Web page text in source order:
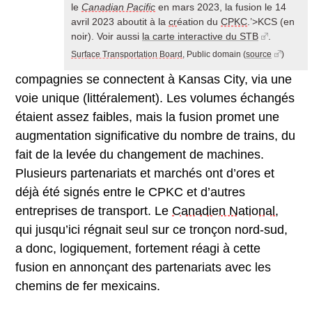
le Canadian Pacific en mars 2023, la fusion le 14
avril 2023 aboutit à la création du CPKC .’>KCS (en
noir). Voir aussi la carte interactive du STB
Surface Transportation Board , Public domain (source )
compagnies se connectent à Kansas City, via une
voie unique (littéralement). Les volumes échangés
étaient assez faibles, mais la fusion promet une
augmentation significative du nombre de trains, du
fait de la levée du changement de machines.
Plusieurs partenariats et marchés ont d’ores et
déjà été signés entre le CPKC et d’autres
entreprises de transport. Le Canadien National,
qui jusqu’ici régnait seul sur ce tronçon nord-sud,
a donc, logiquement, fortement réagi à cette
fusion en annonçant des partenariats avec les
chemins de fer mexicains.